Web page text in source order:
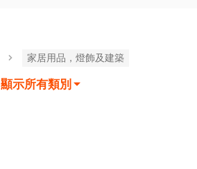
家居用品，燈飾及建築
顯示所有類別